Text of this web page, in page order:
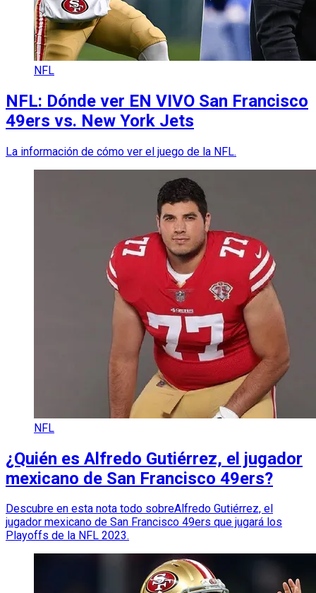
NFL
NFL: Dónde ver EN VIVO San Francisco
49ers vs. New York Jets
La información de cómo ver el juego de la NFL.
NFL
¿Quién es Alfredo Gutiérrez, el jugador
mexicano de San Francisco 49ers?
Descubre en esta nota todo sobreAlfredo Gutiérrez, el
jugador mexicano de San Francisco 49ers que jugará los
Playoffs de la NFL 2023.